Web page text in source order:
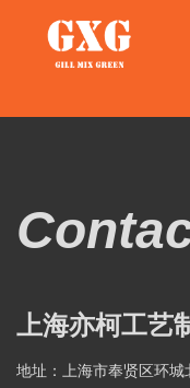
上海亦柯工艺
地址：上海市奉贤区环